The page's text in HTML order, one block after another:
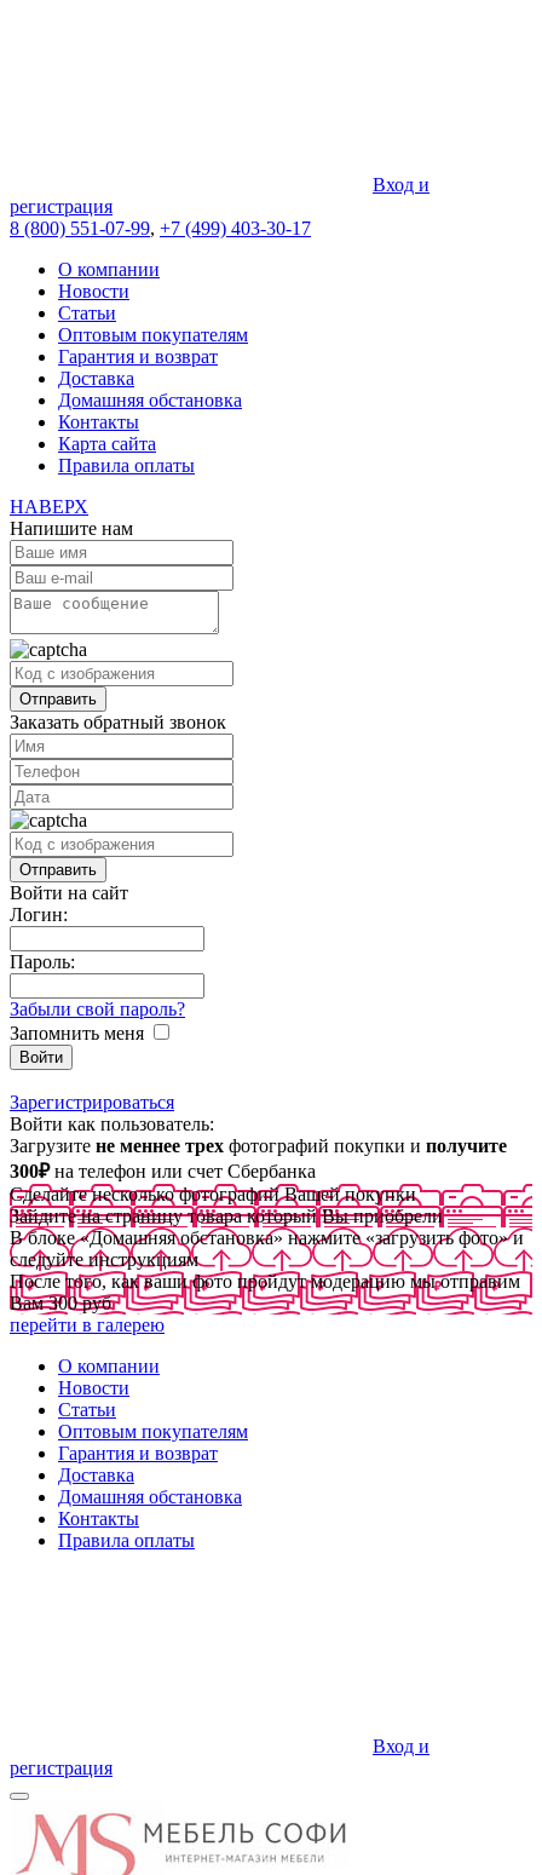
Вход и
регистрация
8 (800) 551-07-99, +7 (499) 403-30-17
О компании
Новости
Статьи
Оптовым покупателям
Гарантия и возврат
Доставка
Домашняя обстановка
Контакты
Карта сайта
Правила оплаты
НАВЕРХ
Напишите нам
Заказать обратный звонок
Войти на сайт
Логин:
Пароль:
Забыли свой пароль?
Запомнить меня
Зарегистрироваться
Войти как пользователь:
Загрузите не меннее трех фотографий покупки и получите
300₽на телефон или счет Сбербанка
Сделайте несколько фотографий Вашей покупки
Зайдите на страницу товара который Вы приобрели
В блоке «Домашняя обстановка» нажмите «загрузить фото» и
следуйте инструкциям
После того, как ваши фото пройдут модерацию мы отправим
Вам 300 руб
перейти в галерею
О компании
Новости
Статьи
Оптовым покупателям
Гарантия и возврат
Доставка
Домашняя обстановка
Контакты
Правила оплаты
Вход и
регистрация